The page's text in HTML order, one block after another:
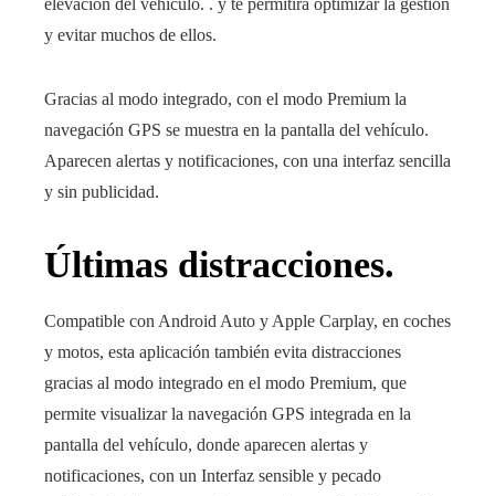
elevación del vehículo. . y te permitirá optimizar la gestión
y evitar muchos de ellos.
Gracias al modo integrado, con el modo Premium la
navegación GPS se muestra en la pantalla del vehículo.
Aparecen alertas y notificaciones, con una interfaz sencilla
y sin publicidad.
Últimas distracciones.
Compatible con Android Auto y Apple Carplay, en coches
y motos, esta aplicación también evita distracciones
gracias al modo integrado en el modo Premium, que
permite visualizar la navegación GPS integrada en la
pantalla del vehículo, donde aparecen alertas y
notificaciones, con un Interfaz sensible y pecado